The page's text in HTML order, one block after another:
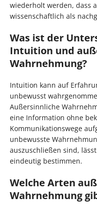
wiederholt werden, dass
wissenschaftlich als
Was ist der
Intuition und
Wahrnehmung?
Intuition kann auf
unbewusst
Außersinnliche
eine Information ohne
Kommunikationswege
unbewusste
auszuschließen sind,
eindeutig bestimmen.
Welche Arten
Wahrnehmung